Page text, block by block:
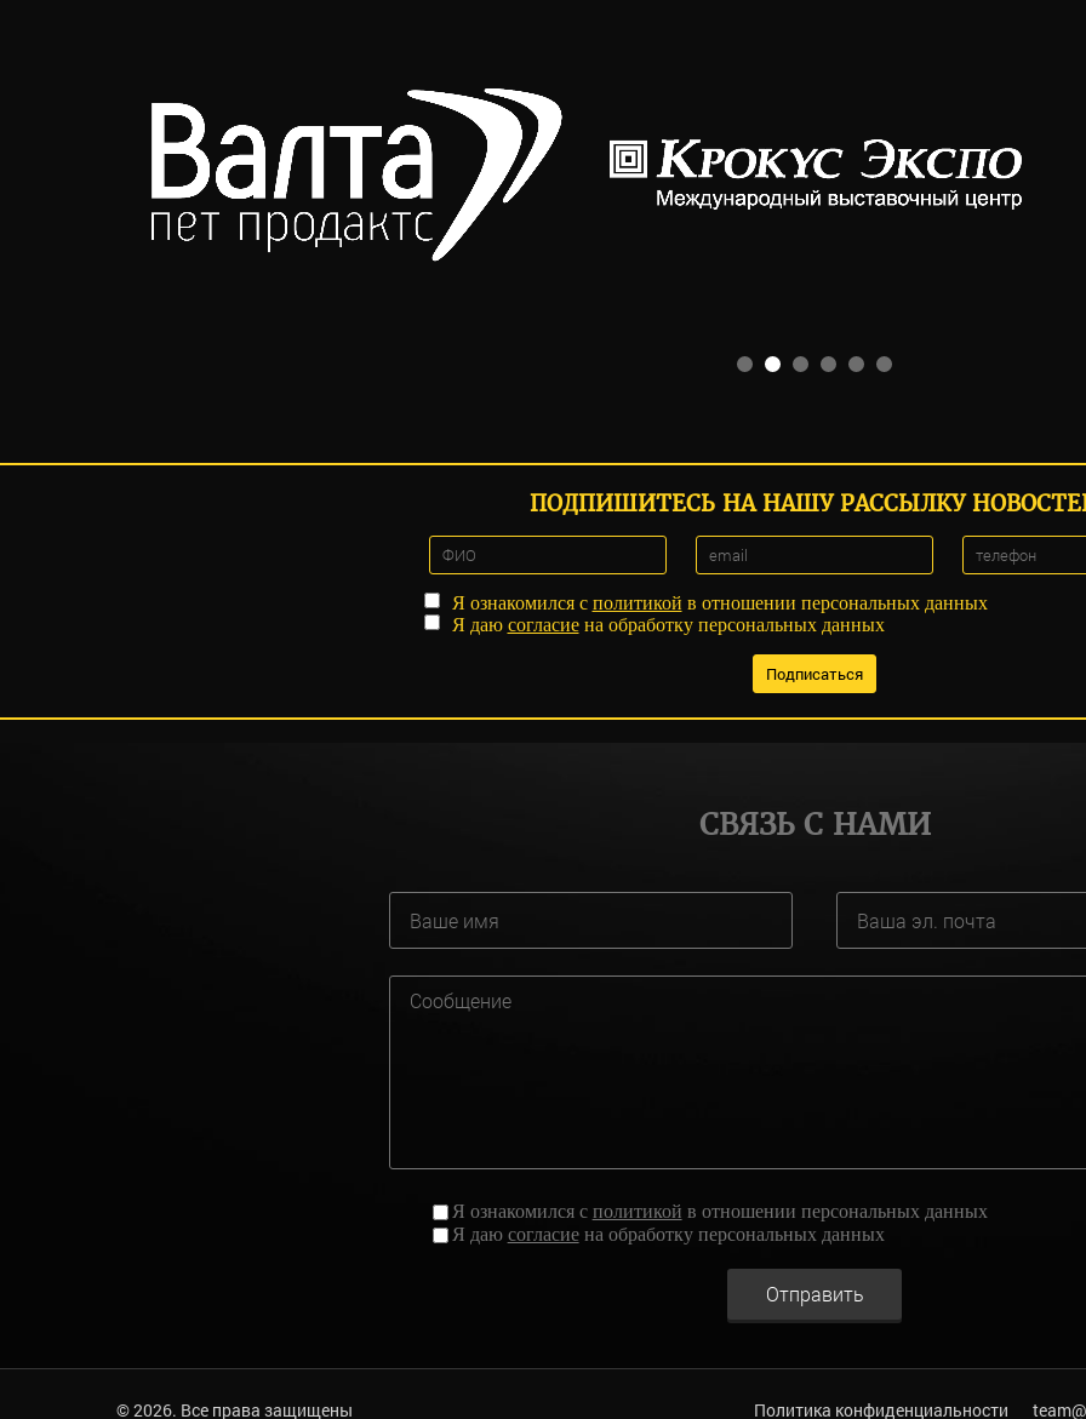
ПОДПИШИТЕСЬ НА НАШУ РАССЫЛКУ
Я ознакомился с политикой в отношении персональных данных
Я даю согласиена обработку персональных данных
СВЯЗЬ С НАМИ
Я ознакомился с политикой в отношении персональных данных
Я даю согласиена обработку персональных данных
Отправить
Политика конфиденциальности
© 2026. Все права защищены